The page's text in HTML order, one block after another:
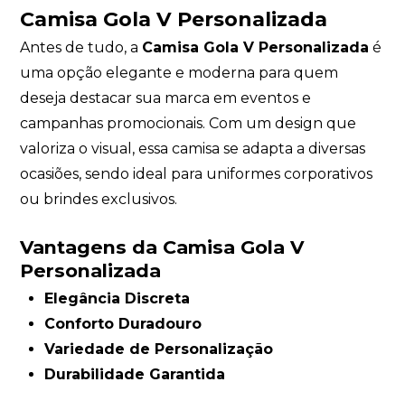
Camisa Gola V Personalizada
Antes de tudo, a Camisa Gola V Personalizada é
uma opção elegante e moderna para quem
deseja destacar sua marca em eventos e
campanhas promocionais. Com um design que
valoriza o visual, essa camisa se adapta a diversas
ocasiões, sendo ideal para uniformes corporativos
ou brindes exclusivos.
Vantagens da Camisa Gola V
Personalizada
Elegância Discreta
Conforto Duradouro
Variedade de Personalização
Durabilidade Garantida